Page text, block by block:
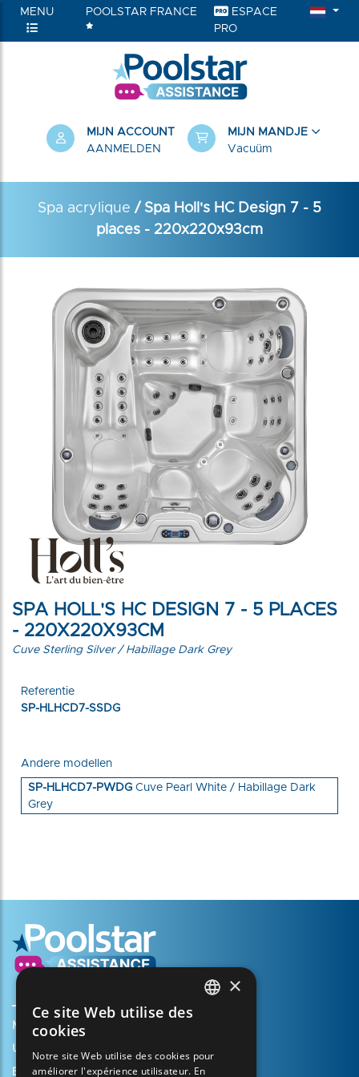
MENU POOLSTAR FRANCE
ESPACE
PRO
MIJN ACCOUNT
AANMELDEN
MIJN MANDJE
Vacuüm
Spa acrylique / Spa Holl's HC Design 7 - 5
places - 220x220x93cm
SPA HOLL'S HC DESIGN 7 - 5 PLACES
- 220X220X93CM
Cuve Sterling Silver / Habillage Dark Grey
Referentie
SP-HLHCD7-SSDG
Andere modellen
SP-HLHCD7-PWDG Cuve Pearl White / Habillage Dark
Grey
Mijn account aanmaken
Uw mandje
Een ondersteuningszaak openen
FRENCH
SPANISH
×
Ce site Web utilise des
cookies
Notre site Web utilise des cookies pour
améliorer l'expérience utilisateur. En